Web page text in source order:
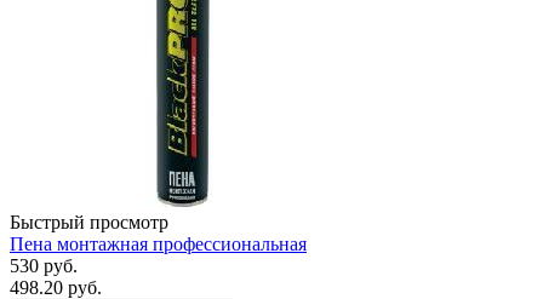
Быстрый просмотр
Пена монтажная профессиональная
530 руб.
498.20 руб.